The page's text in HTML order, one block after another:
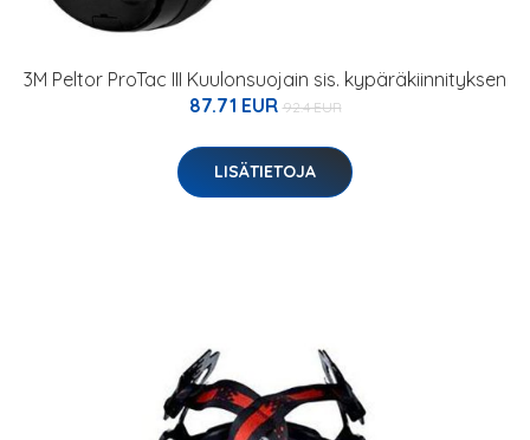
3M Peltor ProTac III Kuulonsuojain sis. kypäräkiinnityksen
87.71 EUR 92.4 EUR
LISÄTIETOJA